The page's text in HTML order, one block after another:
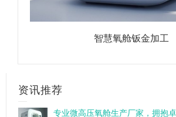
智慧氧舱钣金加工
资讯推荐
专业微高压氧舱生产厂家，拥抱